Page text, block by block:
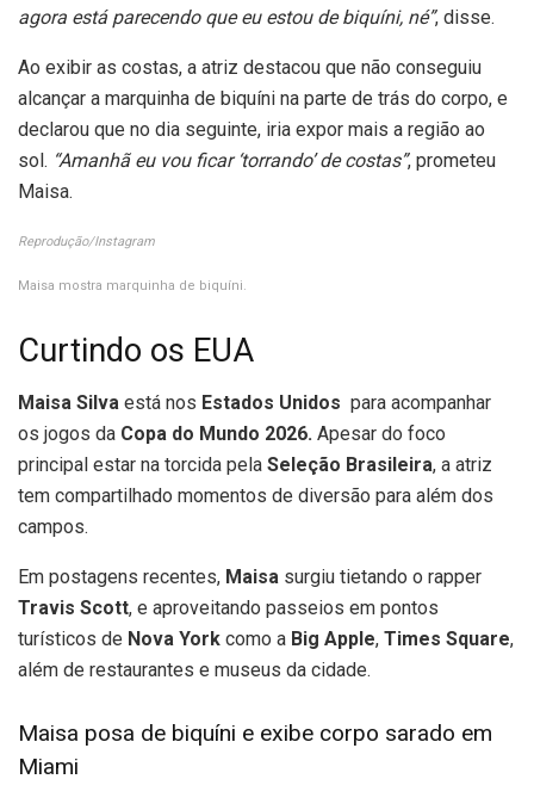
agora está parecendo que eu estou de biquíni, né”, disse.
Ao exibir as costas, a atriz destacou que não conseguiu
alcançar a marquinha de biquíni na parte de trás do corpo, e
declarou que no dia seguinte, iria expor mais a região ao
sol. “Amanhã eu vou ficar ‘torrando’ de costas”, prometeu
Maisa.
Reprodução/Instagram
Maisa mostra marquinha de biquíni.
Curtindo os EUA
Maisa Silva está nos Estados Unidos para acompanhar
os jogos da Copa do Mundo 2026. Apesar do foco
principal estar na torcida pela Seleção Brasileira, a atriz
tem compartilhado momentos de diversão para além dos
campos.
Em postagens recentes, Maisa surgiu tietando o rapper
Travis Scott, e aproveitando passeios em pontos
turísticos de Nova York como a Big Apple, Times Square,
além de restaurantes e museus da cidade.
Maisa posa de biquíni e exibe corpo sarado em
Miami